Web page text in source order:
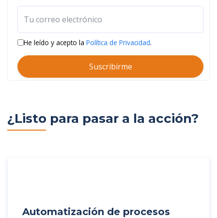
He leído y acepto la Política de Privacidad.
Suscribirme
¿Listo para pasar a la acción?
Automatización de procesos